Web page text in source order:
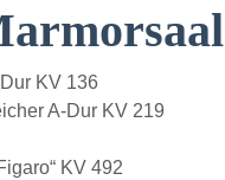
KV 136
A-Dur KV 219
KV 492